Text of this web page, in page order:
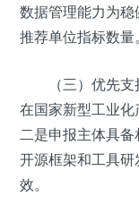
数据管理能力为
推荐单位指标数量。
（三）优先
在国家新型工业化
二是申报主体具
开源框架和工具
效。